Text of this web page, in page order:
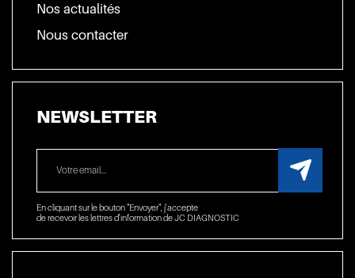
Nos actualités
Nous contacter
NEWSLETTER
En cliquant sur le bouton "Envoyer", j'accepte
de recevoir les lettres d'information de JC DIAGNOSTIC